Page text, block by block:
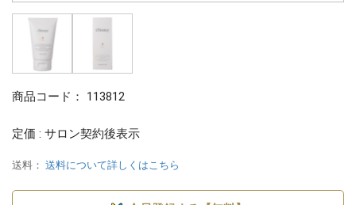
商品コード： 113812
定価 : サロン契約後表示
送料： 送料について詳しくはこちら